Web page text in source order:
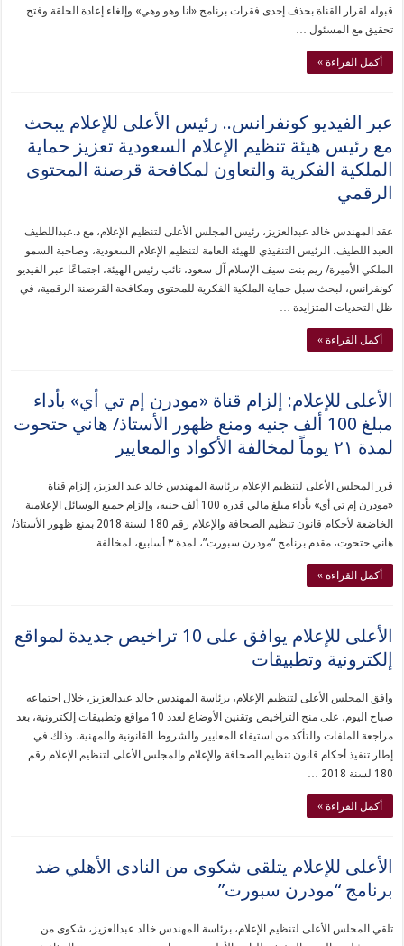
قبوله لقرار القناة بحذف إحدى فقرات برنامج «انا وهو وهي» وإلغاء إعادة الحلقة وفتح
تحقيق مع المسئول …
أكمل القراءة »
عبر الفيديو كونفرانس.. رئيس الأعلى للإعلام يبحث
مع رئيس هيئة تنظيم الإعلام السعودية تعزيز حماية
الملكية الفكرية والتعاون لمكافحة قرصنة المحتوى
الرقمي
عقد المهندس خالد عبدالعزيز، رئيس المجلس الأعلى لتنظيم الإعلام، مع د.عبداللطيف
العبد اللطيف، الرئيس التنفيذي للهيئة العامة لتنظيم الإعلام السعودية، وصاحبة السمو
الملكي الأميرة/ ريم بنت سيف الإسلام آل سعود، نائب رئيس الهيئة، اجتماعًا عبر الفيديو
كونفرانس، لبحث سبل حماية الملكية الفكرية للمحتوى ومكافحة القرصنة الرقمية، في
ظل التحديات المتزايدة …
أكمل القراءة »
الأعلى للإعلام: إلزام قناة «مودرن إم تي أي» بأداء
مبلغ 100 ألف جنيه ومنع ظهور الأستاذ/ هاني حتحوت
لمدة ٢١ يوماً لمخالفة الأكواد والمعايير
قرر المجلس الأعلى لتنظيم الإعلام برئاسة المهندس خالد عبد العزيز، إلزام قناة
«مودرن إم تي أي» بأداء مبلغ مالي قدره 100 ألف جنيه، وإلزام جميع الوسائل الإعلامية
الخاضعة لأحكام قانون تنظيم الصحافة والإعلام رقم 180 لسنة 2018 بمنع ظهور الأستاذ/
هاني حتحوت، مقدم برنامج “مودرن سبورت”، لمدة ٣ أسابيع، لمخالفة …
أكمل القراءة »
الأعلى للإعلام يوافق على 10 تراخيص جديدة لمواقع
إلكترونية وتطبيقات
وافق المجلس الأعلى لتنظيم الإعلام، برئاسة المهندس خالد عبدالعزيز، خلال اجتماعه
صباح اليوم، على منح التراخيص وتقنين الأوضاع لعدد 10 مواقع وتطبيقات إلكترونية، بعد
مراجعة الملفات والتأكد من استيفاء المعايير والشروط القانونية والمهنية، وذلك في
إطار تنفيذ أحكام قانون تنظيم الصحافة والإعلام والمجلس الأعلى لتنظيم الإعلام رقم
180 لسنة 2018 …
أكمل القراءة »
الأعلى للإعلام يتلقى شكوى من النادى الأهلي ضد
برنامج “مودرن سبورت”
تلقي المجلس الأعلى لتنظيم الإعلام، برئاسة المهندس خالد عبدالعزيز، شكوى من